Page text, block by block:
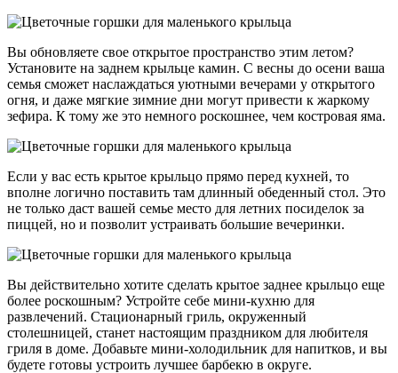
Вы обновляете свое открытое пространство этим летом?
Установите на заднем крыльце камин. С весны до осени ваша
семья сможет наслаждаться уютными вечерами у открытого
огня, и даже мягкие зимние дни могут привести к жаркому
зефира. К тому же это немного роскошнее, чем костровая яма.
Если у вас есть крытое крыльцо прямо перед кухней, то
вполне логично поставить там длинный обеденный стол. Это
не только даст вашей семье место для летних посиделок за
пиццей, но и позволит устраивать большие вечеринки.
Вы действительно хотите сделать крытое заднее крыльцо еще
более роскошным? Устройте себе мини-кухню для
развлечений. Стационарный гриль, окруженный
столешницей, станет настоящим праздником для любителя
гриля в доме. Добавьте мини-холодильник для напитков, и вы
будете готовы устроить лучшее барбекю в округе.